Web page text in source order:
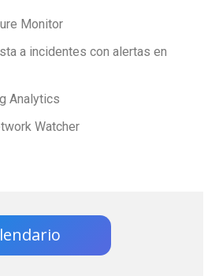
Monitor
a incidentes con alertas en
Analytics
Watcher